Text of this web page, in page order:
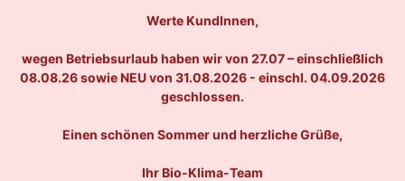
Werte KundInnen,
wegen Betriebsurlaub haben wir von 27.07 – einschließlich
08.08.26 sowie NEU von 31.08.2026 - einschl. 04.09.2026
geschlossen.
Einen schönen Sommer und herzliche Grüße,
Ihr Bio-Klima-Team